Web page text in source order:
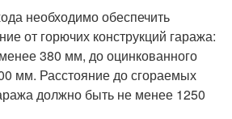
необходимо обеспечить
от горючих конструкций гаража:
380 мм, до оцинкованного
мм. Расстояние до сгораемых
должно быть не менее 1250